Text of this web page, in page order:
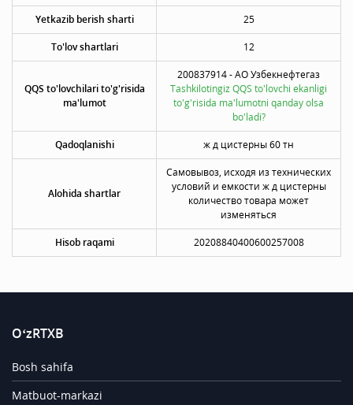
Yetkazib berish sharti 25
To'lov shartlari 12
QQS to'lovchilari to'g'risida
ma'lumot
200837914 - АO Узбекнефтегаз
Tashkilotingiz QQS to'lovchi ekanligi
to'g'risida ma'lumotni qanday olsa
bo'ladi?
Qadoqlanishi ж д цистерны 60 тн
Alohida shartlar
Самовывоз, исходя из технических
условий и емкости ж д цистерны
количество товара может
изменяться
Hisob raqami 20208840400600257008
O‘zRTXB
Bosh sahifa
Matbuot-markazi